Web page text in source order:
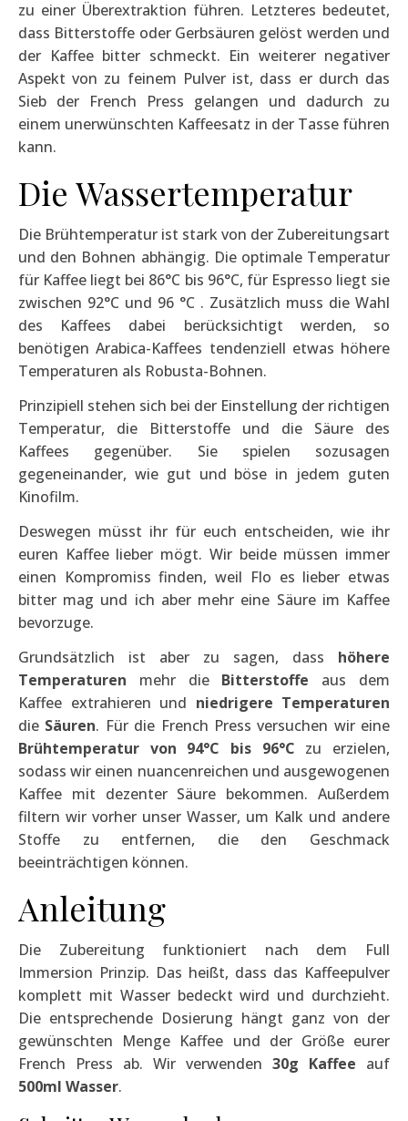
zu einer Überextraktion führen. Letzteres bedeutet,
dass Bitterstoffe oder Gerbsäuren gelöst werden und
der Kaffee bitter schmeckt. Ein weiterer negativer
Aspekt von zu feinem Pulver ist, dass er durch das
Sieb der French Press gelangen und dadurch zu
einem unerwünschten Kaffeesatz in der Tasse führen
kann.
Die Wassertemperatur
Die Brühtemperatur ist stark von der Zubereitungsart
und den Bohnen abhängig. Die optimale Temperatur
für Kaffee liegt bei 86°C bis 96°C, für Espresso liegt sie
zwischen 92°C und 96 °C . Zusätzlich muss die Wahl
des Kaffees dabei berücksichtigt werden, so
benötigen Arabica-Kaffees tendenziell etwas höhere
Temperaturen als Robusta-Bohnen.
Prinzipiell stehen sich bei der Einstellung der richtigen
Temperatur, die Bitterstoffe und die Säure des
Kaffees gegenüber. Sie spielen sozusagen
gegeneinander, wie gut und böse in jedem guten
Kinofilm.
Deswegen müsst ihr für euch entscheiden, wie ihr
euren Kaffee lieber mögt. Wir beide müssen immer
einen Kompromiss finden, weil Flo es lieber etwas
bitter mag und ich aber mehr eine Säure im Kaffee
bevorzuge.
Grundsätzlich ist aber zu sagen, dass höhere
Temperaturen mehr die Bitterstoffe aus dem
Kaffee extrahieren und niedrigere Temperaturen
die Säuren. Für die French Press versuchen wir eine
Brühtemperatur von 94°C bis 96°C zu erzielen,
sodass wir einen nuancenreichen und ausgewogenen
Kaffee mit dezenter Säure bekommen. Außerdem
filtern wir vorher unser Wasser, um Kalk und andere
Stoffe zu entfernen, die den Geschmack
beeinträchtigen können.
Anleitung
Die Zubereitung funktioniert nach dem Full
Immersion Prinzip. Das heißt, dass das Kaffeepulver
komplett mit Wasser bedeckt wird und durchzieht.
Die entsprechende Dosierung hängt ganz von der
gewünschten Menge Kaffee und der Größe eurer
French Press ab. Wir verwenden 30g Kaffee auf
500ml Wasser.